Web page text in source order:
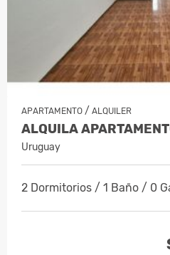
APARTAMENTO / ALQUILER
ALQUILA
Uruguay
2 Dormitorios / 1 Baño / 0